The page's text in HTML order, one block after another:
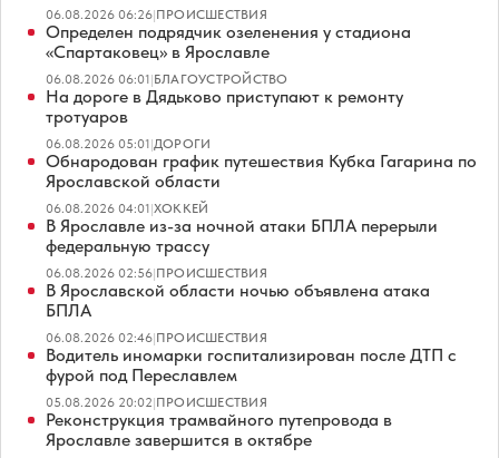
06.08.2026 06:26|ПРОИСШЕСТВИЯ
Определен подрядчик озеленения у стадиона
«Спартаковец» в Ярославле
06.08.2026 06:01|БЛАГОУСТРОЙСТВО
На дороге в Дядьково приступают к ремонту
тротуаров
06.08.2026 05:01|ДОРОГИ
Обнародован график путешествия Кубка Гагарина по
Ярославской области
06.08.2026 04:01|ХОККЕЙ
В Ярославле из-за ночной атаки БПЛА перерыли
федеральную трассу
06.08.2026 02:56|ПРОИСШЕСТВИЯ
В Ярославской области ночью объявлена атака
БПЛА
06.08.2026 02:46|ПРОИСШЕСТВИЯ
Водитель иномарки госпитализирован после ДТП с
фурой под Переславлем
05.08.2026 20:02|ПРОИСШЕСТВИЯ
Реконструкция трамвайного путепровода в
Ярославле завершится в октябре